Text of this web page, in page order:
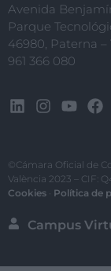
Avenida
Parque
46980, Paterna –
961 366 080
©Cámara Oficial de
València 2023 – CIF:
Cookies · Política de
Campus